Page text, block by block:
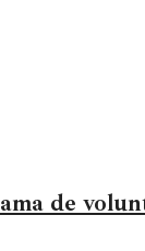
de